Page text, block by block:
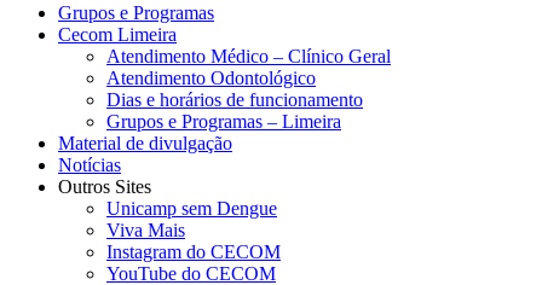
Grupos e Programas
Cecom Limeira
Atendimento Médico – Clínico Geral
Atendimento Odontológico
Dias e horários de funcionamento
Grupos e Programas – Limeira
Material de divulgação
Notícias
Outros Sites
Unicamp sem Dengue
Viva Mais
Instagram do CECOM
YouTube do CECOM